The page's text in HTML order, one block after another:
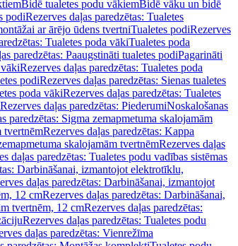
Bidē tualetes podu vākiemBidē vāku un bidē
podiRezerves daļas paredzētas: Tualetes
ar ārējo ūdens tvertniTualetes podiRezerves
Tualetes poda vākiTualetes poda
paredzētas: Paaugstināti tualetes podiPagarināti
Rezerves daļas paredzētas: Tualetes poda
podiRezerves daļas paredzētas: Sienas tualetes
poda vākiRezerves daļas paredzētas: Tualetes
Rezerves daļas paredzētas: PiederumiNoskalošanas
paredzētas: Sigma zemapmetuma skalojamām
tvertnēmRezerves daļas paredzētas: Kappa
skalojamām tvertnēmRezerves daļas
daļas paredzētas: Tualetes podu vadības sistēmas
Darbināšanai, izmantojot elektrotīklu,
daļas paredzētas: Darbināšanai, izmantojot
12 cmRezerves daļas paredzētas: Darbināšanai,
tvertnēm, 12 cmRezerves daļas paredzētas:
Rezerves daļas paredzētas: Tualetes podu
daļas paredzētas: Vienrežīma